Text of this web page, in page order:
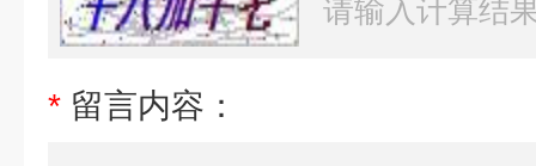
* 留言内容：